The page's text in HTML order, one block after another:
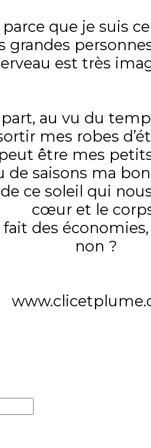
parce que je suis
grandes
est très
au vu du
mes robes
être mes
de saisons ma
ce soleil qui
cœur et le
des
non ?